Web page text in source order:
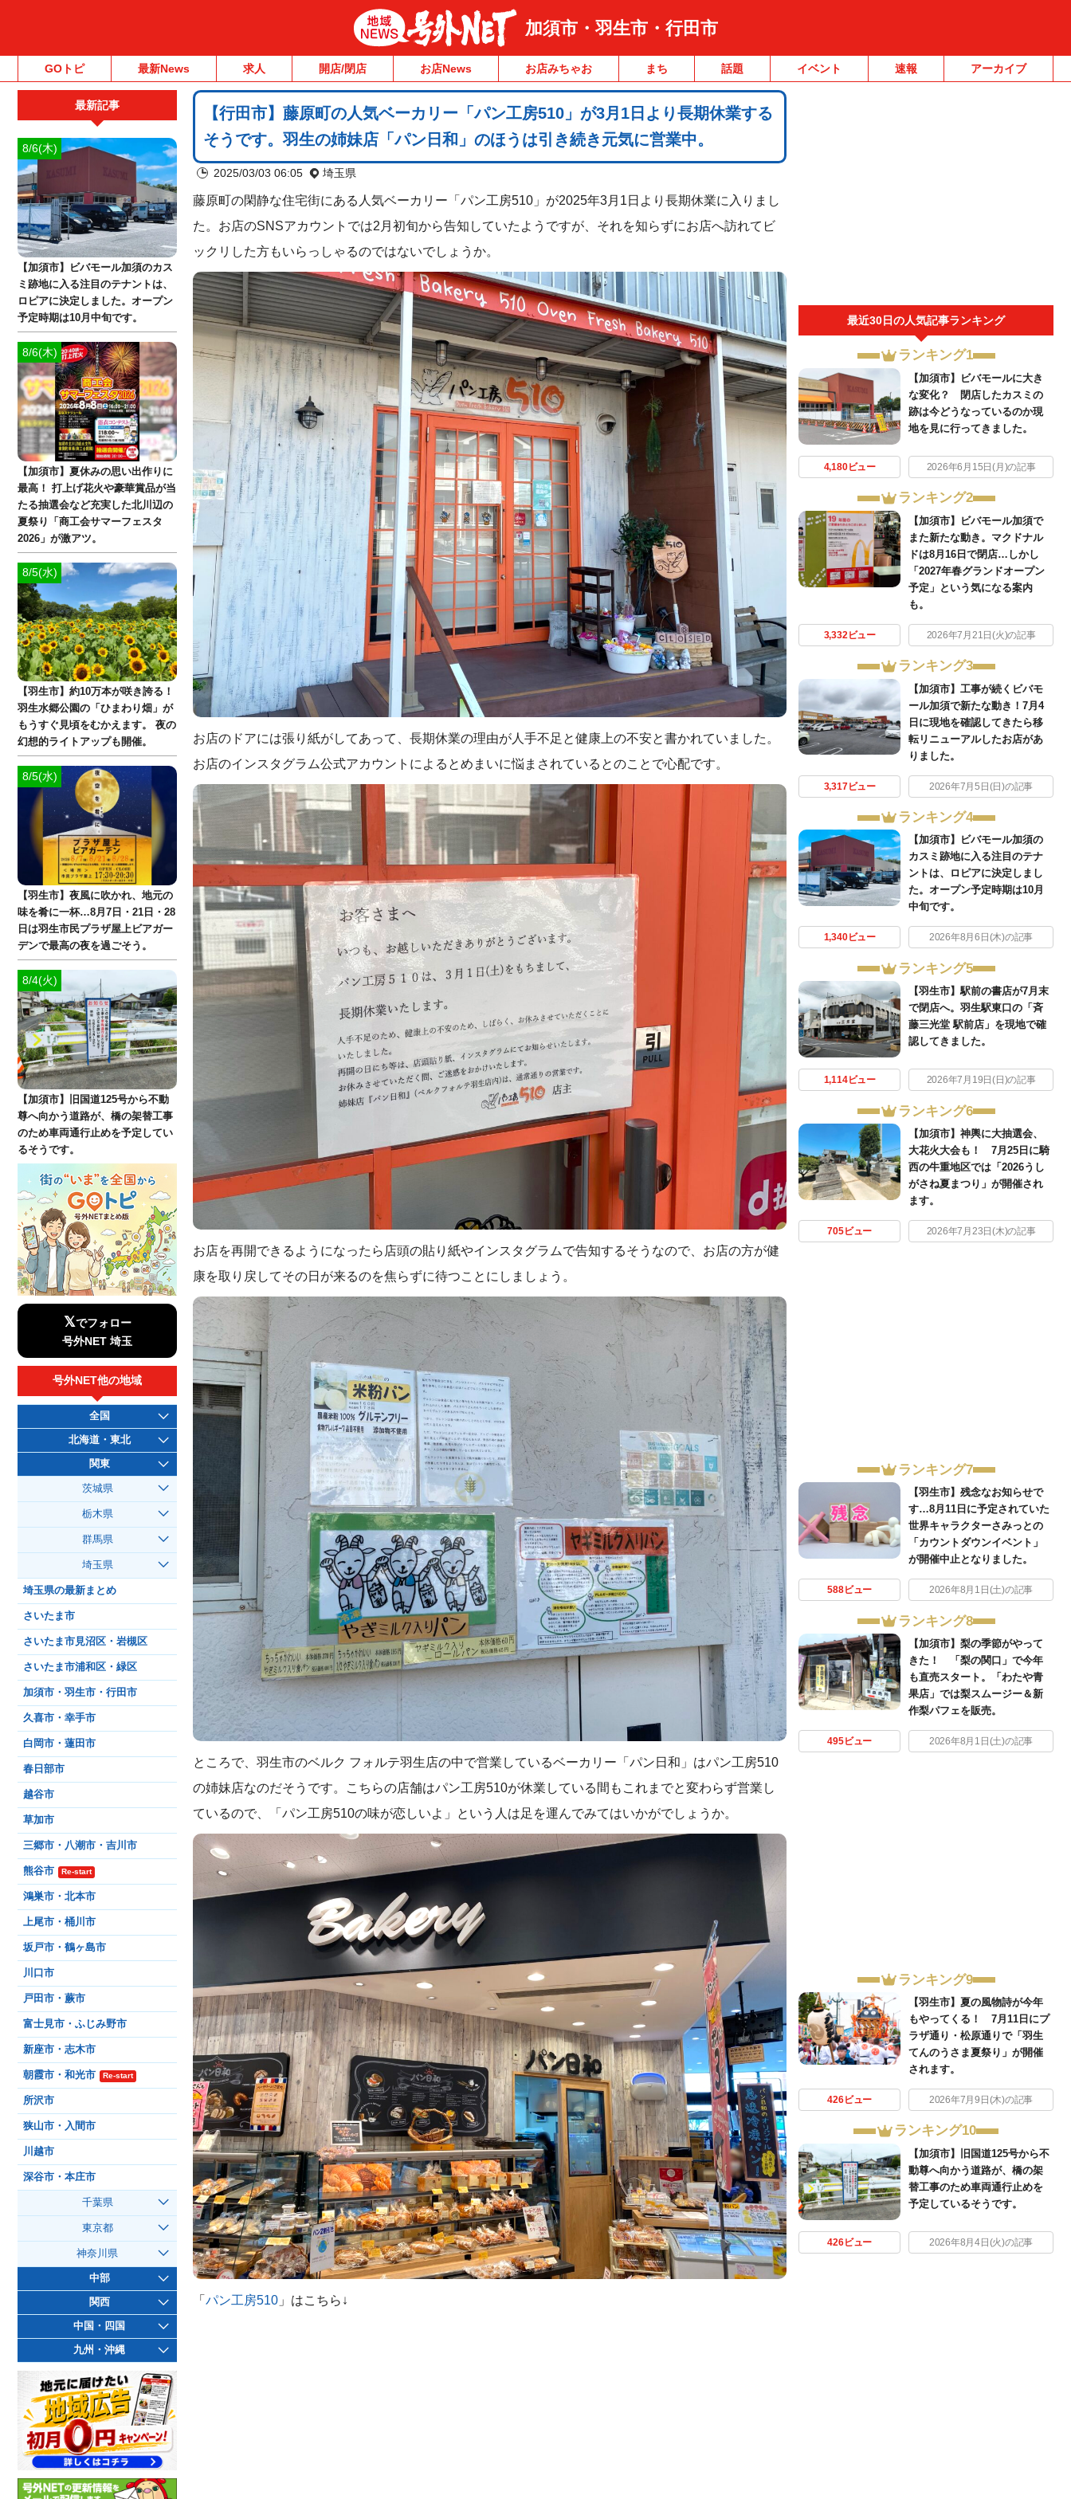
加須市・羽生市・行田市
GOトピ 最新News 求人 開店/閉店 お店News お店みちゃお まち 話題 イベント 速報 アーカイブ
【行田市】藤原町の人気ベーカリー「パン工房510」が3月1日より長期休業する
そうです。羽生の姉妹店「パン日和」のほうは引き続き元気に営業中。
2025/03/03 06:05 埼玉県
藤原町の閑静な住宅街にある人気ベーカリー「パン工房510」が2025年3月1日より長期休業に入りまし
た。お店のSNSアカウントでは2月初旬から告知していたようですが、それを知らずにお店へ訪れてビ
ックリした方もいらっしゃるのではないでしょうか。
お店のドアには張り紙がしてあって、長期休業の理由が人手不足と健康上の不安と書かれていました。
お店のインスタグラム公式アカウントによるとめまいに悩まされているとのことで心配です。
お店を再開できるようになったら店頭の貼り紙やインスタグラムで告知するそうなので、お店の方が健
康を取り戻してその日が来るのを焦らずに待つことにしましょう。
ところで、羽生市のベルク フォルテ羽生店の中で営業しているベーカリー「パン日和」はパン工房510
の姉妹店なのだそうです。こちらの店舗はパン工房510が休業している間もこれまでと変わらず営業し
ているので、「パン工房510の味が恋しいよ」という人は足を運んでみてはいかがでしょうか。
「 パン工房510 」はこちら↓
最近30日の人気記事ランキング
ランキング1
【加須市】ビバモールに大き
な変化？ 閉店したカスミの
跡は今どうなっているのか現
地を見に行ってきました。
4,180ビュー 2026年6月15日(月)の記事
ランキング2
【加須市】ビバモール加須で
また新たな動き。マクドナル
ドは8月16日で閉店…しかし
「2027年春グランドオープン
予定」という気になる案内
も。
3,332ビュー 2026年7月21日(火)の記事
ランキング3
【加須市】工事が続くビバモ
ール加須で新たな動き！7月4
日に現地を確認してきたら移
転リニューアルしたお店があ
りました。
3,317ビュー 2026年7月5日(日)の記事
ランキング4
【加須市】ビバモール加須の
カスミ跡地に入る注目のテナ
ントは、ロピアに決定しまし
た。オープン予定時期は10月
中旬です。
1,340ビュー 2026年8月6日(木)の記事
ランキング5
【羽生市】駅前の書店が7月末
で閉店へ。羽生駅東口の「斉
藤三光堂 駅前店」を現地で確
認してきました。
1,114ビュー 2026年7月19日(日)の記事
ランキング6
【加須市】神輿に大抽選会、
大花火大会も！ 7月25日に騎
西の牛重地区では「2026うし
がさね夏まつり」が開催され
ます。
705ビュー 2026年7月23日(木)の記事
ランキング7
【羽生市】残念なお知らせで
す…8月11日に予定されていた
世界キャラクターさみっとの
「カウントダウンイベント」
が開催中止となりました。
588ビュー 2026年8月1日(土)の記事
ランキング8
【加須市】梨の季節がやって
きた！ 「梨の関口」で今年
も直売スタート。「わたや青
果店」では梨スムージー＆新
作梨パフェを販売。
495ビュー 2026年8月1日(土)の記事
ランキング9
【羽生市】夏の風物詩が今年
もやってくる！ 7月11日にプ
ラザ通り・松原通りで「羽生
てんのうさま夏祭り」が開催
されます。
426ビュー 2026年7月9日(木)の記事
ランキング10
【加須市】旧国道125号から不
動尊へ向かう道路が、橋の架
替工事のため車両通行止めを
予定しているそうです。
426ビュー 2026年8月4日(火)の記事
最新記事
8/6(木)
【加須市】ビバモール加須のカス
ミ跡地に入る注目のテナントは、
ロピアに決定しました。オープン
予定時期は10月中旬です。
8/6(木)
【加須市】夏休みの思い出作りに
最高！ 打上げ花火や豪華賞品が当
たる抽選会など充実した北川辺の
夏祭り「商工会サマーフェスタ
2026」が激アツ。
8/5(水)
【羽生市】約10万本が咲き誇る！
羽生水郷公園の「ひまわり畑」が
もうすぐ見頃をむかえます。 夜の
幻想的ライトアップも開催。
8/5(水)
【羽生市】夜風に吹かれ、地元の
味を肴に一杯…8月7日・21日・28
日は羽生市民プラザ屋上ビアガー
デンで最高の夜を過ごそう。
8/4(火)
【加須市】旧国道125号から不動
尊へ向かう道路が、橋の架替工事
のため車両通行止めを予定してい
るそうです。
𝕏でフォロー
号外NET 埼玉
号外NET他の地域
全国
北海道・東北
関東
茨城県
栃木県
群馬県
埼玉県
埼玉県の最新まとめ
さいたま市
さいたま市見沼区・岩槻区
さいたま市浦和区・緑区
加須市・羽生市・行田市
久喜市・幸手市
白岡市・蓮田市
春日部市
越谷市
草加市
三郷市・八潮市・吉川市
熊谷市 Re-start
鴻巣市・北本市
上尾市・桶川市
坂戸市・鶴ヶ島市
川口市
戸田市・蕨市
富士見市・ふじみ野市
新座市・志木市
朝霞市・和光市 Re-start
所沢市
狭山市・入間市
川越市
深谷市・本庄市
千葉県
東京都
神奈川県
中部
関西
中国・四国
九州・沖縄